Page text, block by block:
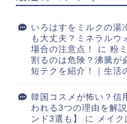
いろはすをミルクの湯
も大丈夫？ミネラルウ
場合の注意点！
に 粉
割るのは危険？沸騰が
短テクを紹介！｜生活
韓国コスメが怖い？信
われる3つの理由を解
ンド3選も】
に メイク